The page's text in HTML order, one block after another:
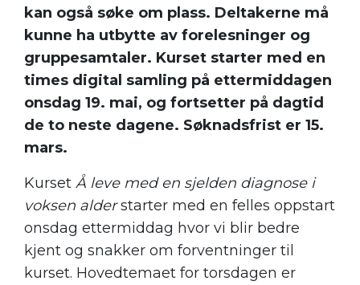
kan også søke om plass. Deltakerne må
kunne ha utbytte av forelesninger og
gruppesamtaler. Kurset starter med en
times digital samling på ettermiddagen
onsdag 19. mai, og fortsetter på dagtid
de to neste dagene. Søknadsfrist er 15.
mars.
Kurset Å leve med en sjelden diagnose i
voksen alderstarter med en felles oppstart
onsdag ettermiddag hvor vi blir bedre
kjent og snakker om forventninger til
kurset. Hovedtemaet for torsdagen er